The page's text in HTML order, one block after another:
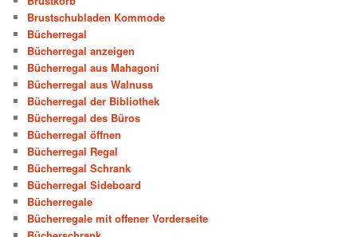
Brustschubladen Kommode
Bücherregal
Bücherregal anzeigen
Bücherregal aus Mahagoni
Bücherregal aus Walnuss
Bücherregal der Bibliothek
Bücherregal des Büros
Bücherregal öffnen
Bücherregal Regal
Bücherregal Schrank
Bücherregal Sideboard
Bücherregale
Bücherregale mit offener Vorderseite